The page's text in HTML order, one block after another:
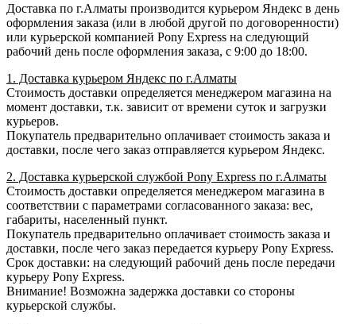
Доставка по г.Алматы производится курьером Яндекс в день
оформления заказа (или в любой другой по договоренности)
или курьерской компанией Pony Express на следующий
рабочий день после оформления заказа, с 9:00 до 18:00.
1. Доставка курьером Яндекс по г.Алматы
Стоимость доставки определяется менеджером магазина на
момент доставки, т.к. зависит от времени суток и загрузки
курьеров.
Покупатель предварительно оплачивает стоимость заказа и
доставки, после чего заказ отправляется курьером Яндекс.
2. Доставка курьерской службой Pony Express по г.Алматы
Стоимость доставки определяется менеджером магазина в
соответствии с параметрами согласованного заказа: вес,
габариты, населенный пункт.
Покупатель предварительно оплачивает стоимость заказа и
доставки, после чего заказ передается курьеру Pony Express.
Срок доставки: на следующий рабочий день после передачи
курьеру Pony Express.
Внимание! Возможна задержка доставки со стороны
курьерской службы.